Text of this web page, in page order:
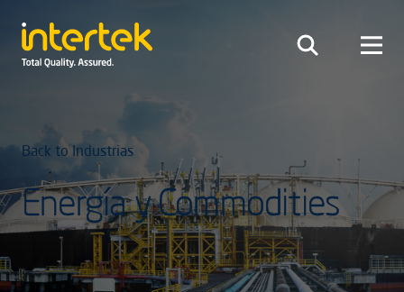
Back to Industrias
Energía y Commodities